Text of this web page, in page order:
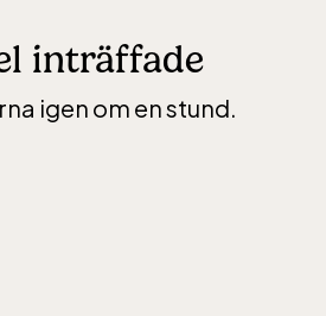
inträffade
igen om en stund.